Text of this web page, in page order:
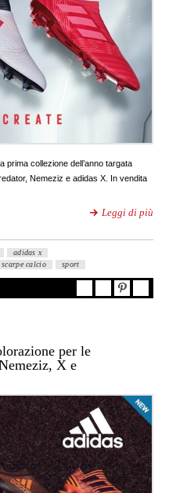
prima collezione dell’anno targata
Nemeziz e adidas X. In vendita
Leggi di più
adidas x
scarpe calcio sport
per le
X e